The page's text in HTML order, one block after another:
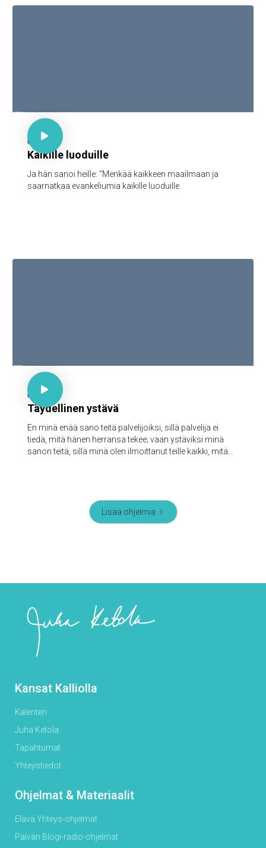
Mark 16:15

62
Kaikille luoduille
Ja hän sanoi heille: "Menkää kaikkeen maailmaan ja
saarnatkaa evankeliumia kaikille luoduille.
Joh 15:15

62
Täydellinen ystävä
En minä enää sano teitä palvelijoiksi, sillä palvelija ei
tiedä, mitä hänen herransa tekee; vaan ystäviksi minä
sanon teitä, sillä minä olen ilmoittanut teille kaikki, mitä
Lisää ohjelmia
Kansat Kalliolla
Kalenteri
Juha Ketola
Tapahtumat
Yhteystiedot
Ohjelmat & Materiaalit
Elävä Yhteys-ohjelmat
Päivän Blogi-radio-ohjelmat